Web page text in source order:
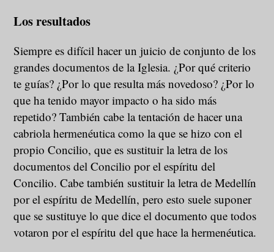
Los resultados
Siempre es difícil hacer un juicio de conjunto de los
grandes documentos de la Iglesia. ¿Por qué criterio
te guías? ¿Por lo que resulta más novedoso? ¿Por lo
que ha tenido mayor impacto o ha sido más
repetido? También cabe la tentación de hacer una
cabriola hermenéutica como la que se hizo con el
propio Concilio, que es sustituir la letra de los
documentos del Concilio por el espíritu del
Concilio. Cabe también sustituir la letra de Medellín
por el espíritu de Medellín, pero esto suele suponer
que se sustituye lo que dice el documento que todos
votaron por el espíritu del que hace la hermenéutica.